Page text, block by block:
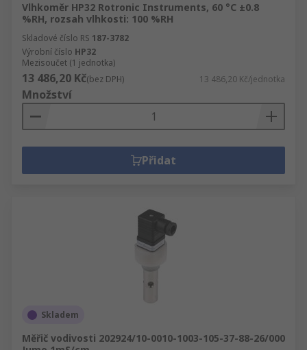
Vlhkoměr HP32 Rotronic Instruments, 60 °C ±0.8
%RH, rozsah vlhkosti: 100 %RH
Skladové číslo RS 187-3782
Výrobní číslo HP32
Mezisoučet (1 jednotka)
13 486,20 Kč(bez DPH) 13 486,20 Kč/jednotka
Množství
Přidat
Skladem
Měřič vodivosti 202924/10-0010-1003-105-37-88-26/000